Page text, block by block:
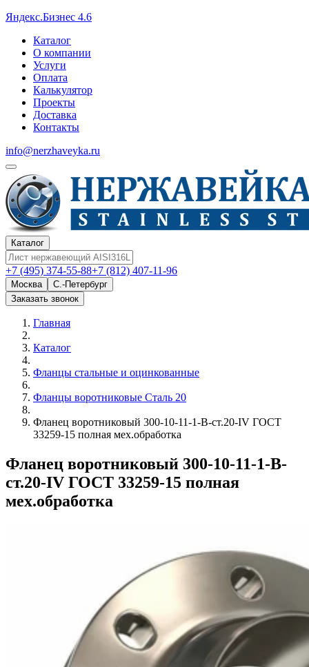
Яндекс.Бизнес 4.6
Каталог
О компании
Услуги
Оплата
Калькулятор
Проекты
Доставка
Контакты
info@nerzhaveyka.ru
Каталог
+7 (495) 374-55-88+7 (812) 407-11-96
Москва
С.-Петербург
Заказать звонок
Главная
Каталог
Фланцы стальные и оцинкованные
Фланцы воротниковые Сталь 20
Фланец воротниковый 300-10-11-1-B-ст.20-IV ГОСТ
33259-15 полная мех.обработка
Фланец воротниковый 300-10-11-1-B-
ст.20-IV ГОСТ 33259-15 полная
мех.обработка